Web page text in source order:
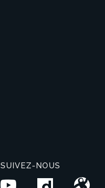
SUIVEZ-NOUS